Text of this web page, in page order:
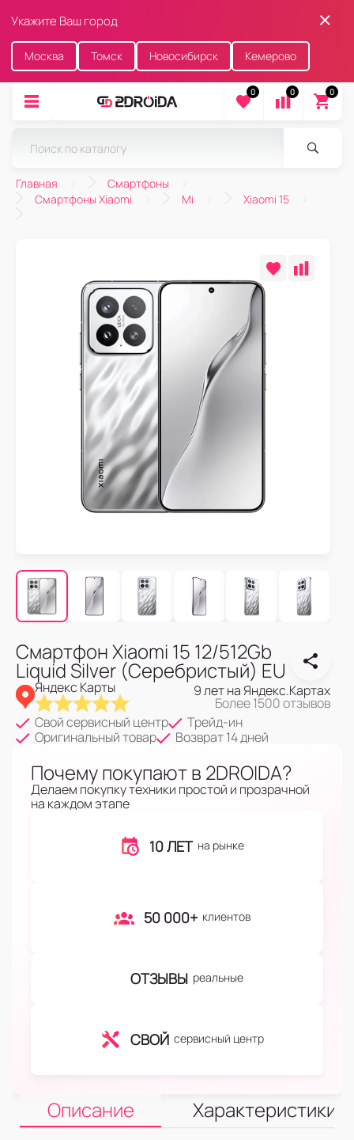
Укажите Ваш город
Москва Томск Новосибирск Кемерово
0 0 0
Главная
Смартфоны
Смартфоны Xiaomi
Mi Xiaomi 15
Смартфон Xiaomi 15 12/512Gb
Liquid Silver (Серебристый) EU
Яндекс Карты 9 лет на Яндекс.Картах
Более 1500 отзывов
Свой сервисный центр
Трейд-ин
Оригинальный товар
Возврат 14 дней
Почему покупают в 2DROIDA?
Делаем покупку техники простой и прозрачной
на каждом этапе
10 ЛЕТ на рынке
50 000+ клиентов
ОТЗЫВЫ реальные
СВОЙ сервисный центр
Описание Характеристики